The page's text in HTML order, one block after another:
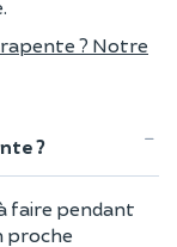
? Notre
?
faire pendant
proche